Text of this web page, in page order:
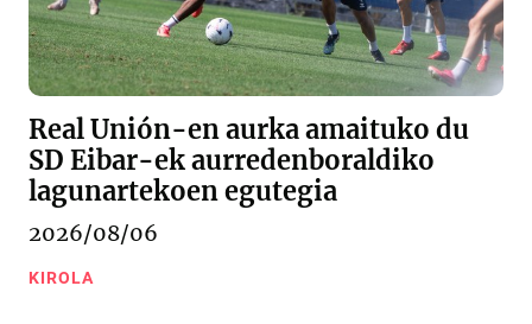
Real Unión-en aurka amaituko du
SD Eibar-ek aurredenboraldiko
lagunartekoen egutegia
2026/08/06
KIROLA